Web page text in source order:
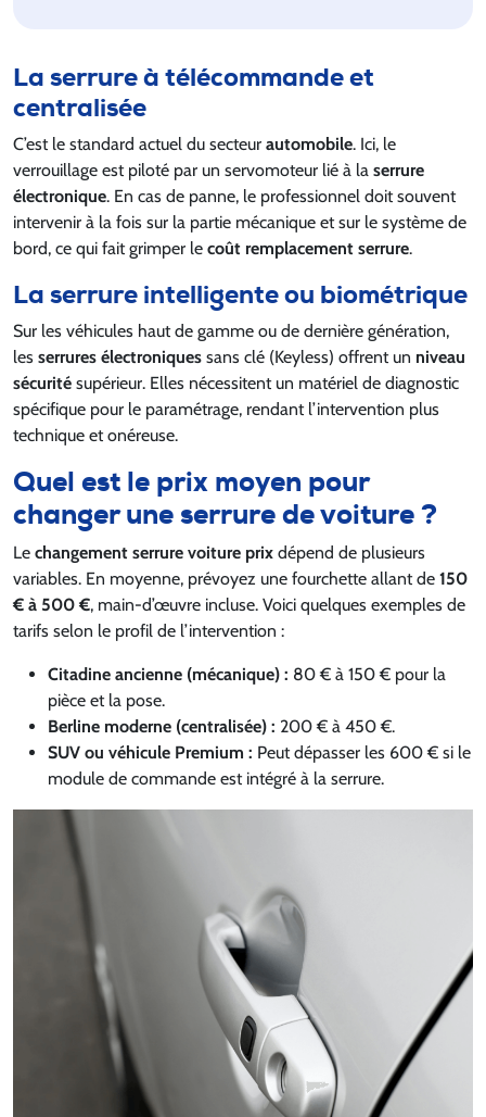
La serrure à télécommande et
centralisée
C’est le standard actuel du secteur automobile. Ici, le
verrouillage est piloté par un servomoteur lié à la serrure
électronique. En cas de panne, le professionnel doit souvent
intervenir à la fois sur la partie mécanique et sur le système de
bord, ce qui fait grimper le coût remplacement serrure.
La serrure intelligente ou biométrique
Sur les véhicules haut de gamme ou de dernière génération,
les serrures électroniques sans clé (Keyless) offrent un niveau
sécurité supérieur. Elles nécessitent un matériel de diagnostic
spécifique pour le paramétrage, rendant l’intervention plus
technique et onéreuse.
Quel est le prix moyen pour
changer une serrure de voiture ?
Le changement serrure voiture prix dépend de plusieurs
variables. En moyenne, prévoyez une fourchette allant de 150
€ à 500 €, main-d’œuvre incluse. Voici quelques exemples de
tarifs selon le profil de l’intervention :
Citadine ancienne (mécanique) : 80 € à 150 € pour la
pièce et la pose.
Berline moderne (centralisée) : 200 € à 450 €.
SUV ou véhicule Premium : Peut dépasser les 600 € si le
module de commande est intégré à la serrure.